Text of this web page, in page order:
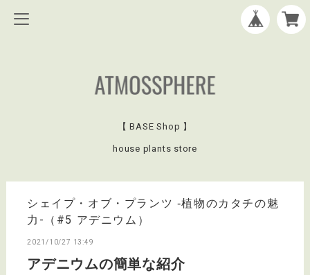
【 BASE Shop 】
house plants store
シェイプ・オブ・プランツ ‐植物のカタチの魅
力-（#5 アデニウム）
2021/10/27 13:49
アデニウムの簡単な紹介